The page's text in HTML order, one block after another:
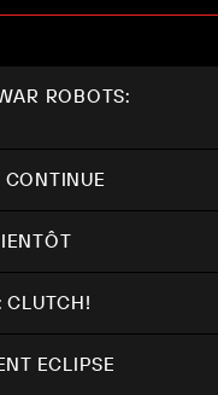
ROBOTS:
CLUTCH!
ECLIPSE